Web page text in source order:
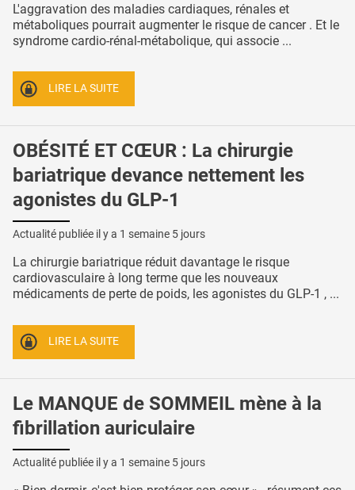
L'aggravation des maladies cardiaques, rénales et
métaboliques pourrait augmenter le risque de cancer . Et le
syndrome cardio-rénal-métabolique, qui associe ...
LIRE LA SUITE
OBÉSITÉ ET CŒUR : La chirurgie
bariatrique devance nettement les
agonistes du GLP-1
Actualité publiée il y a 1 semaine 5 jours
La chirurgie bariatrique réduit davantage le risque
cardiovasculaire à long terme que les nouveaux
médicaments de perte de poids, les agonistes du GLP-1 , ...
LIRE LA SUITE
Le MANQUE de SOMMEIL mène à la
fibrillation auriculaire
Actualité publiée il y a 1 semaine 5 jours